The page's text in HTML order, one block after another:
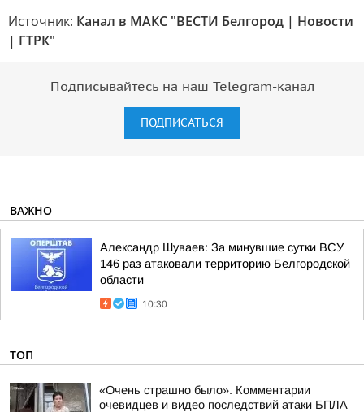
Источник: Канал в МАКС "ВЕСТИ Белгород | Новости
| ГТРК"
Подписывайтесь на наш Telegram-канал
ПОДПИСАТЬСЯ
ВАЖНО
Александр Шуваев: За минувшие сутки ВСУ
146 раз атаковали территорию Белгородской
области
10:30
ТОП
«Очень страшно было». Комментарии
очевидцев и видео последствий атаки БПЛА